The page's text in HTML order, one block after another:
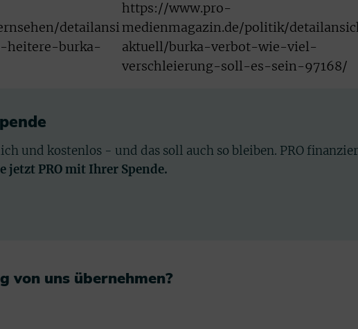
detailansi
heitere-burka-
https://www.pro-
medienmagazin.de/politik/
aktuell/burka-verbot-wie-viel-
verschleierung-soll-es-sein-97168/
und kostenlos - und das soll auch so bleiben. PRO
jetzt PRO mit Ihrer Spende.
von uns übernehmen?​